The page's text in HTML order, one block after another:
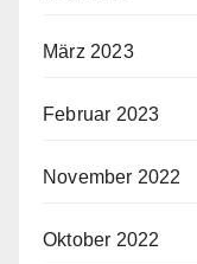
März 2023
Februar 2023
November 2022
Oktober 2022